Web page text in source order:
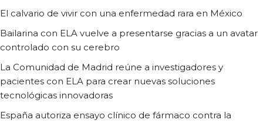
El calvario de vivir con una enfermedad rara en México
Bailarina con ELA vuelve a presentarse gracias a un avatar
controlado con su cerebro
La Comunidad de Madrid reúne a investigadores y
pacientes con ELA para crear nuevas soluciones
tecnológicas innovadoras
España autoriza ensayo clínico de fármaco contra la